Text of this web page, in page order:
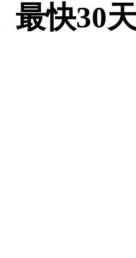
最快30